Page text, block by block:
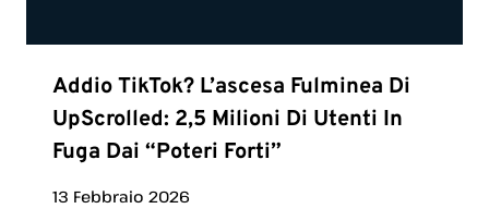
Addio TikTok? L’ascesa Fulminea Di
UpScrolled: 2,5 Milioni Di Utenti In
Fuga Dai “poteri Forti”
13 Febbraio 2026